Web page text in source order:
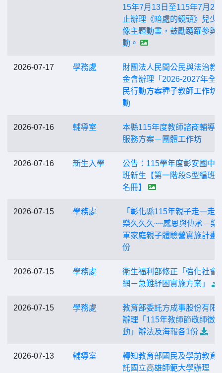
15年7月13日至115年7月26
止辦理《暗處的鏡頭》兒少
像主題動畫，鼓勵踴躍參與
動。
2026-07-17 學務處
財團法人民間公民與法治教
金會辦理「2026-2027年全
民行動方案種子教師工作坊
動
2026-07-16 輔導室
本縣115年度教師諮商輔導
服務方案－團體工作坊
2026-07-16 新生入學
公告：115學年度彰安國中
班新生【第一階段S型編班
名冊】
2026-07-15 學務處
「彰化縣115年親子走一走
樂久久久~~感恩與傳承—樂
軍家庭親子體驗營實施計畫
份
2026-07-15 學務處
衛生福利部修正「強化社會
網－急難紓困實施方案」
2026-07-15 學務處
教育部委託方成事股份有限
辦理「115年教師節敬師徵
動」辦法及海報各1份
2026-07-13 輔導室
轉知教育部國民及學前教育
託國立高雄師範大學辦理「